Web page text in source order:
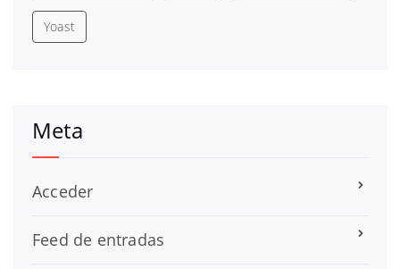
Yoast
Meta
Acceder
Feed de entradas